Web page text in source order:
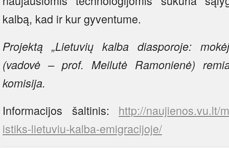
kalbą, kad ir kur gyventume.
Projektą „Lietuvių kalba diasporoje:
(vadovė – prof. Meilutė Ramonienė)
komisija.
Informacijos šaltinis: http://naujienos.vu.lt/
istiks-lietuviu-kalba-emigracijoje/